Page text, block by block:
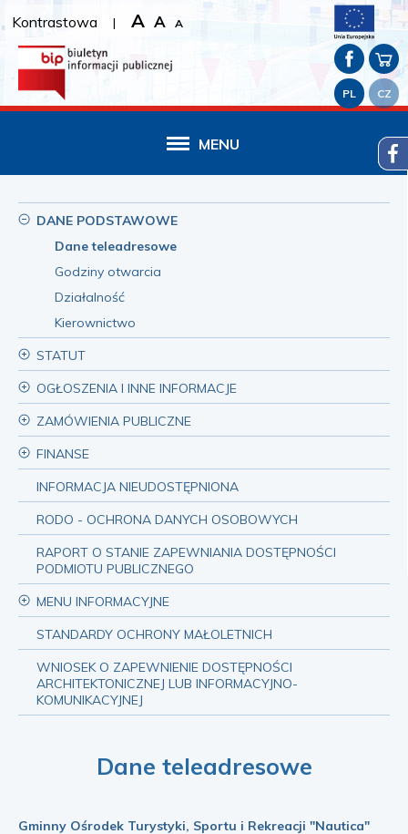
PL CZ
Kontrastowa | A A A
MENU
DANE PODSTAWOWE
Dane teleadresowe
Godziny otwarcia
Działalność
Kierownictwo
STATUT
OGŁOSZENIA I INNE INFORMACJE
ZAMÓWIENIA PUBLICZNE
FINANSE
INFORMACJA NIEUDOSTĘPNIONA
RODO - OCHRONA DANYCH OSOBOWYCH
RAPORT O STANIE ZAPEWNIANIA DOSTĘPNOŚCI
PODMIOTU PUBLICZNEGO
MENU INFORMACYJNE
STANDARDY OCHRONY MAŁOLETNICH
WNIOSEK O ZAPEWNIENIE DOSTĘPNOŚCI
ARCHITEKTONICZNEJ LUB INFORMACYJNO-
KOMUNIKACYJNEJ
Dane teleadresowe
Gminny Ośrodek Turystyki, Sportu i Rekreacji "Nautica"